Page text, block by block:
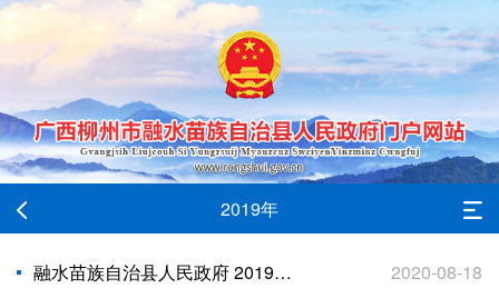
2019年
融水苗族自治县人民政府 2019年财政决算报告（草案） 2020-08-18